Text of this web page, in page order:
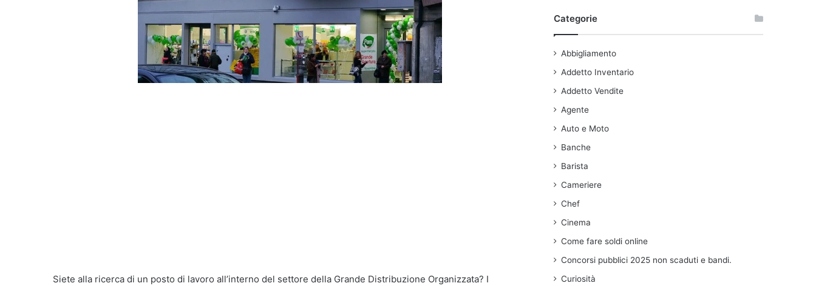
Siete alla ricerca di un posto di lavoro all’interno del settore della Grande Distribuzione Organizzata? I
Categorie
Abbigliamento
Addetto Inventario
Addetto Vendite
Agente
Auto e Moto
Banche
Barista
Cameriere
Chef
Cinema
Come fare soldi online
Concorsi pubblici 2025 non scaduti e bandi.
Curiosità